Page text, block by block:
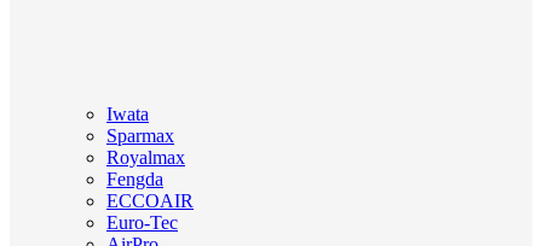
Iwata
Sparmax
Royalmax
Fengda
ECCOAIR
Euro-Tec